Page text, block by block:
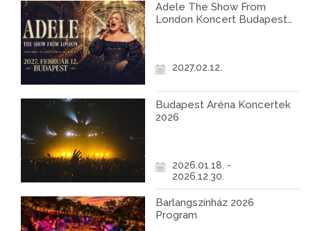
Adele The Show From
London Koncert Budapest
2027.02.12.
Budapest Aréna Koncertek
2026
2026.01.18. -
2026.12.30.
Barlangszínház 2026
Program